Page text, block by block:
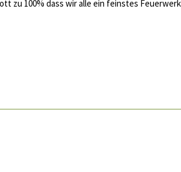
zu 100% dass wir alle ein feinstes